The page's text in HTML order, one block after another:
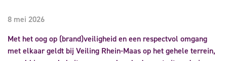
8 mei 2026
Met het oog op (brand)veiligheid en een respectvol omgang
met elkaar geldt bij Veiling Rhein-Maas op het gehele terrein,